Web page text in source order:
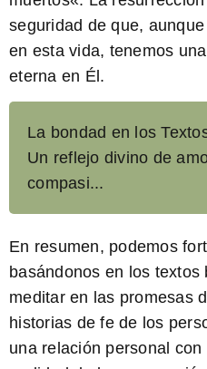
seguridad de que,
en esta vida, tenemos
eterna en Él.
La bondad en los
Un reflejo divino de
compasi...
En resumen, podemos
basándonos en los
meditar en las promesas
historias de fe de los
una relación personal